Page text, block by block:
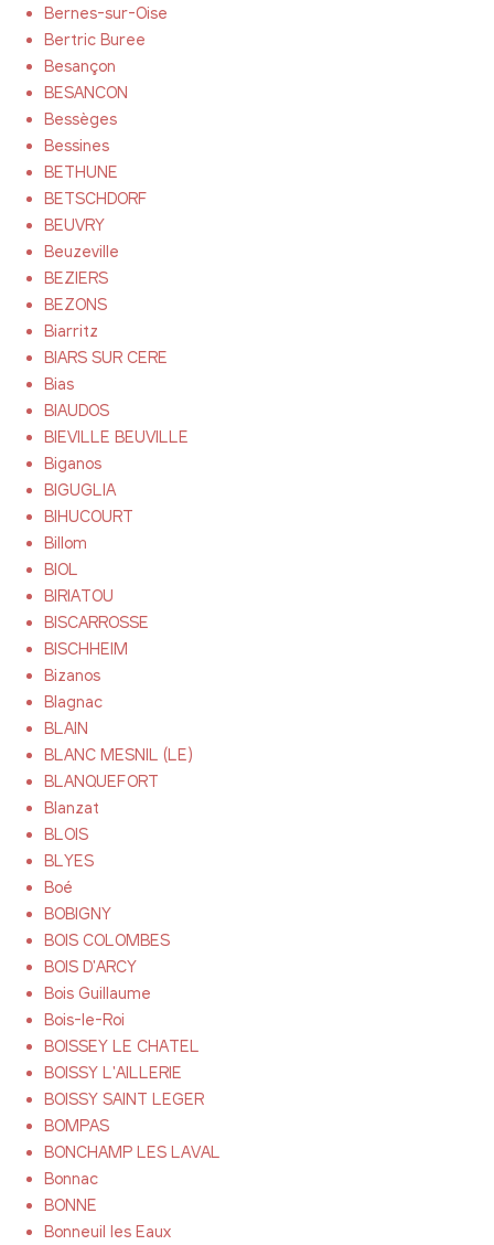
Bernes-sur-Oise
Bertric Buree
Besançon
BESANCON
Bessèges
Bessines
BETHUNE
BETSCHDORF
BEUVRY
Beuzeville
BEZIERS
BEZONS
Biarritz
BIARS SUR CERE
Bias
BIAUDOS
BIEVILLE BEUVILLE
Biganos
BIGUGLIA
BIHUCOURT
Billom
BIOL
BIRIATOU
BISCARROSSE
BISCHHEIM
Bizanos
Blagnac
BLAIN
BLANC MESNIL (LE)
BLANQUEFORT
Blanzat
BLOIS
BLYES
Boé
BOBIGNY
BOIS COLOMBES
BOIS D'ARCY
Bois Guillaume
Bois-le-Roi
BOISSEY LE CHATEL
BOISSY L'AILLERIE
BOISSY SAINT LEGER
BOMPAS
BONCHAMP LES LAVAL
Bonnac
BONNE
Bonneuil les Eaux